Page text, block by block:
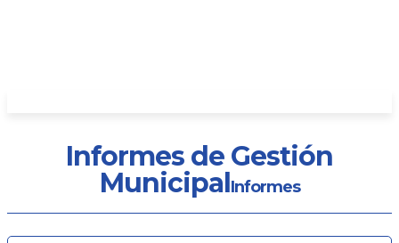
Informes de Gestión
MunicipalInformes